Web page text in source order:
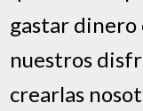
gastar dinero
nuestros
crearlas